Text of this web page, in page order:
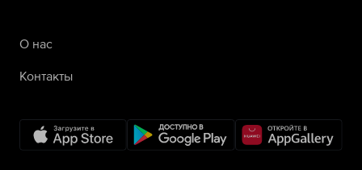
О нас
Контакты